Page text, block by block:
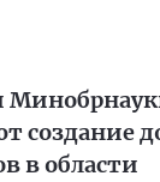
создание
в области